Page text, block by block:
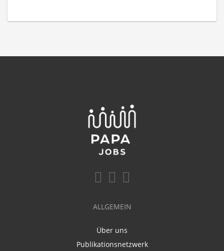
ALLGEMEIN
Über uns
Publikationsnetzwerk